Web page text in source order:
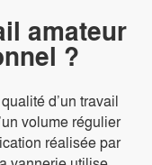
amateur
?
d’un travail
volume régulier
réalisée par